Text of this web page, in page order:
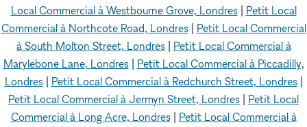
Local Commercial à Westbourne Grove, Londres| Petit Local
Commercial à Northcote Road, Londres| Petit Local Commercial
à South Molton Street, Londres| Petit Local Commercial à
Marylebone Lane, Londres| Petit Local Commercial à Piccadilly,
Londres| Petit Local Commercial à Redchurch Street, Londres|
Petit Local Commercial à Jermyn Street, Londres
Petit Local
Commercial à Long Acre, Londres| Petit Local Commercial à